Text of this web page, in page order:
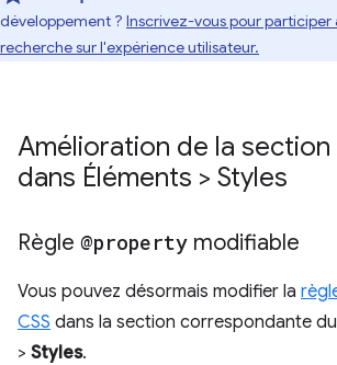
développement ? Inscrivez-vous pour
recherche sur l'expérience utilisateur.
Amélioration de la section
dans Éléments > Styles
Règle @property modifiable
Vous pouvez désormais modifier la
CSS dans la section correspondante
> Styles.